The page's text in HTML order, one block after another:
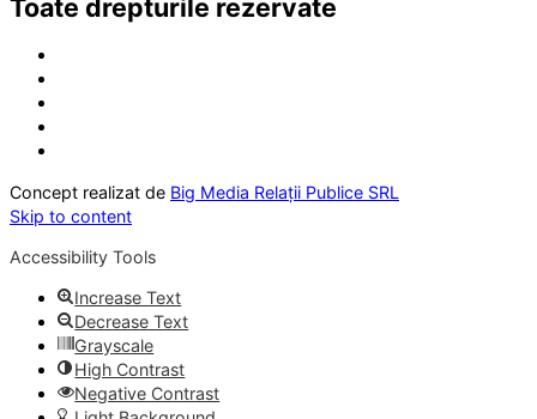
Toate drepturile rezervate
Concept realizat de Big Media Relații Publice SRL
Skip to content
Accessibility Tools
Increase Text
Decrease Text
Grayscale
High Contrast
Negative Contrast